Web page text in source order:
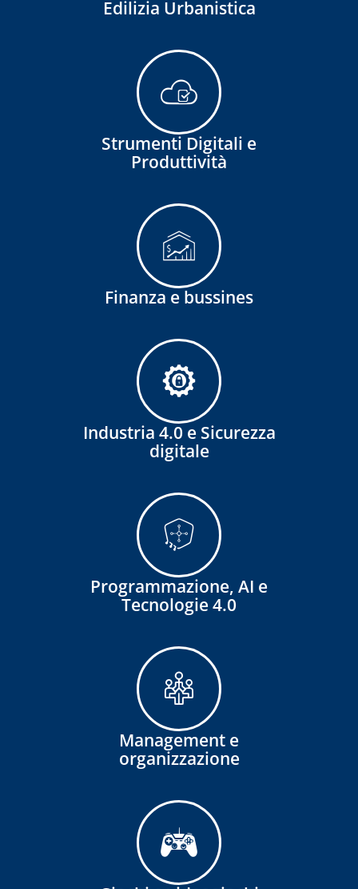
Edilizia Urbanistica
Strumenti Digitali e
Produttività
Finanza e bussines
Industria 4.0 e Sicurezza
digitale
Programmazione, AI e
Tecnologie 4.0
Management e
organizzazione